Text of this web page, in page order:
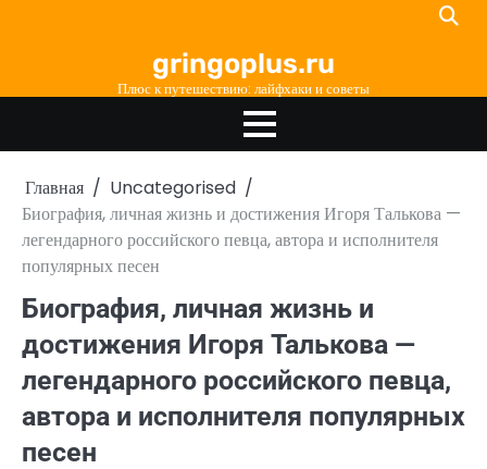
gringoplus.ru
Плюс к путешествию: лайфхаки и советы
Главная
Uncategorised
Биография, личная жизнь и достижения Игоря Талькова —
легендарного российского певца, автора и исполнителя
популярных песен
Биография, личная жизнь и
достижения Игоря Талькова —
легендарного российского певца,
автора и исполнителя популярных
песен